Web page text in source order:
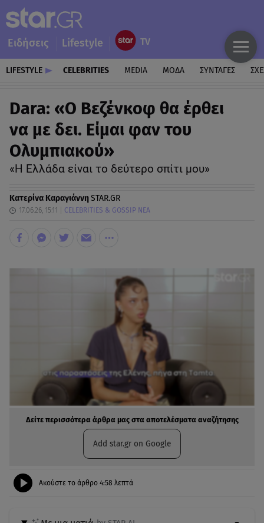
Ειδήσεις Lifestyle
LIFESTYLE CELEBRITIES MEDIA ΜΟΔΑ ΣΥΝΤΑΓΕΣ
Dara: «Ο Βεζένκοφ θα έρθει
να με δει. Είμαι φαν του
Ολυμπιακού»
«Η Ελλάδα είναι το δεύτερο σπίτι μου»
Κατερίνα ΚαραγιάννηSTAR.GR
17.06.26, 15:11 CELEBRITIES & GOSSIP ΝΕΑ
Δείτε περισσότερα άρθρα μας στα αποτελέσματα αναζήτησης
Add star.gr on Google
Ακούστε το άρθρο 4:58 λεπτά